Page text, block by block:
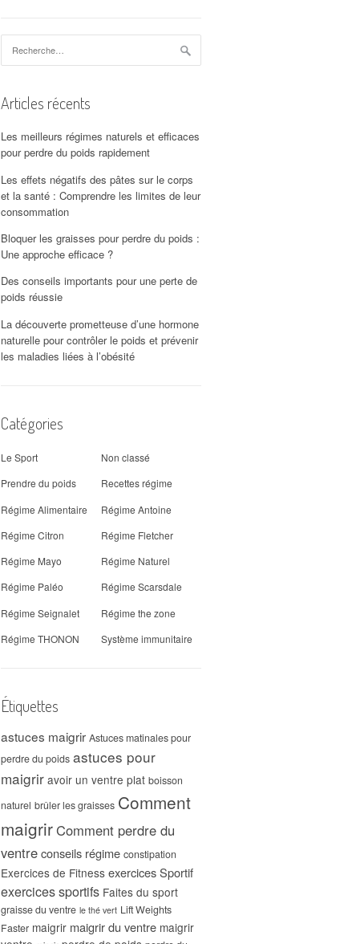
Articles récents
Les meilleurs régimes naturels et efficaces
pour perdre du poids rapidement
Les effets négatifs des pâtes sur le corps
et la santé : Comprendre les limites de leur
consommation
Bloquer les graisses pour perdre du poids :
Une approche efficace ?
Des conseils importants pour une perte de
poids réussie
La découverte prometteuse d’une hormone
naturelle pour contrôler le poids et prévenir
les maladies liées à l’obésité
Catégories
Le Sport
Non classé
Prendre du poids
Recettes régime
Régime Alimentaire
Régime Antoine
Régime Citron
Régime Fletcher
Régime Mayo
Régime Naturel
Régime Paléo
Régime Scarsdale
Régime Seignalet
Régime the zone
Régime THONON
Système immunitaire
Étiquettes
astuces maigrir Astuces matinales pour
perdre du poids astuces pour
maigrir avoir un ventre plat boisson
naturel brûler les graisses Comment
maigrirComment perdre du
ventreconseils régime constipation
Exercices de Fitness exercices Sportif
exercices sportifs Faites du sport
graisse du ventre le thé vert Lift Weights
Faster maigrir maigrir du ventre maigrir